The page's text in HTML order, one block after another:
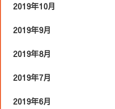
2019年10月
2019年9月
2019年8月
2019年7月
2019年6月